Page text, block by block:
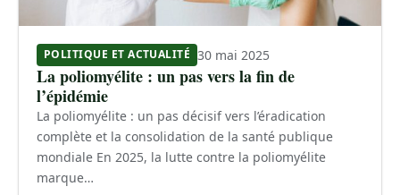
POLITIQUE ET ACTUALITÉ 30 mai 2025
La poliomyélite : un pas vers la fin de
l’épidémie
La poliomyélite : un pas décisif vers l’éradication
complète et la consolidation de la santé publique
mondiale En 2025, la lutte contre la poliomyélite
marque…